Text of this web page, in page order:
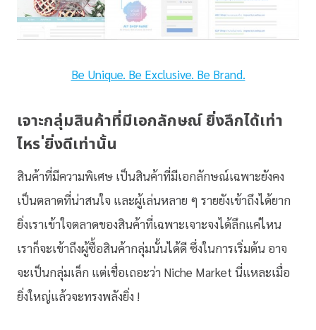
Be Unique. Be Exclusive. Be Brand.
เจาะกลุ่มสินค้าที่มีเอกลักษณ์ ยิ่งลึกได้เท่า
ไหร ่ยิ่งดีเท่านั้น
สินค้าที่มีความพิเศษ เป็นสินค้าที่มีเอกลักษณ์เฉพาะยังคง
เป็นตลาดที่น่าสนใจ และผู้เล่นหลาย ๆ รายยังเข้าถึงได้ยาก
ยิ่งเราเข้าใจตลาดของสินค้าที่เฉพาะเจาะจงได้ลึกแค่ไหน
เราก็จะเข้าถึงผู้ซื้อสินค้ากลุ่มนั้นได้ดี ซึ่งในการเริ่มต้น อาจ
จะเป็นกลุ่มเล็ก แต่เชื่อเถอะว่า Niche Market นี่แหละเมื่อ
ยิ่งใหญ่แล้วจะทรงพลังยิ่ง !